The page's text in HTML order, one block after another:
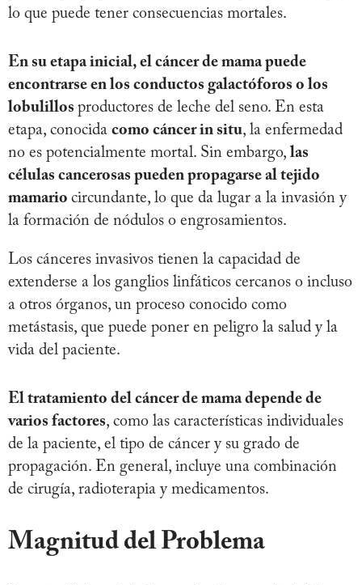
lo que puede tener consecuencias mortales.
En su etapa inicial, el cáncer de mama puede
encontrarse en los conductos galactóforos o los
lobulillos productores de leche del seno. En esta
etapa, conocida como cáncer in situ, la enfermedad
no es potencialmente mortal. Sin embargo, las
células cancerosas pueden propagarse al tejido
mamario circundante, lo que da lugar a la invasión y
la formación de nódulos o engrosamientos.
Los cánceres invasivos tienen la capacidad de
extenderse a los ganglios linfáticos cercanos o incluso
a otros órganos, un proceso conocido como
metástasis, que puede poner en peligro la salud y la
vida del paciente.
El tratamiento del cáncer de mama depende de
varios factores, como las características individuales
de la paciente, el tipo de cáncer y su grado de
propagación. En general, incluye una combinación
de cirugía, radioterapia y medicamentos.
Magnitud del Problema